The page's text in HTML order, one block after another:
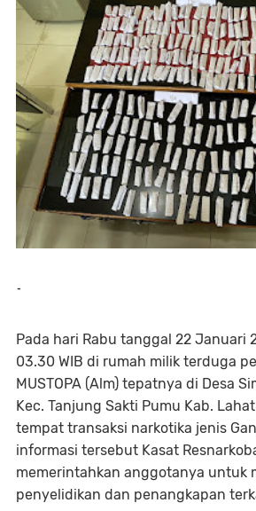
-
Pada hari Rabu tanggal 22 Januari
03.30 WIB di rumah milik terduga
MUSTOPA (Alm) tepatnya di Desa
Kec. Tanjung Sakti Pumu Kab.
tempat transaksi narkotika jenis
informasi tersebut Kasat
memerintahkan anggotanya untuk
penyelidikan dan penangkapan